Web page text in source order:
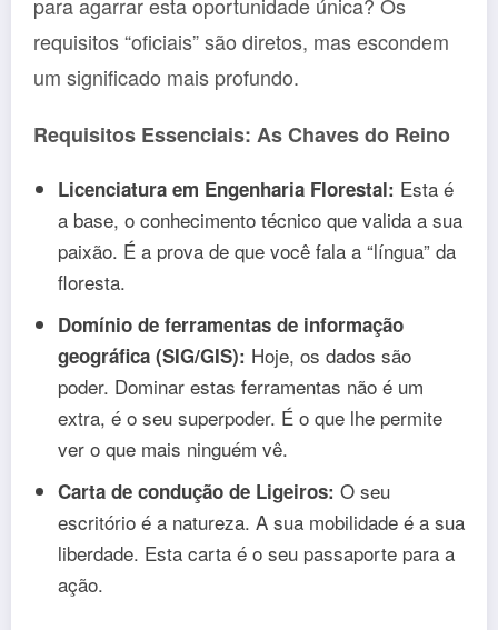
requisitos “oficiais” são diretos, mas escondem
um significado mais profundo.
Requisitos Essenciais: As Chaves do Reino
Licenciatura em Engenharia Florestal: Esta é
a base, o conhecimento técnico que valida a sua
paixão. É a prova de que você fala a “língua” da
floresta.
Domínio de ferramentas de informação
geográfica (SIG/GIS): Hoje, os dados são
poder. Dominar estas ferramentas não é um
extra, é o seu superpoder. É o que lhe permite
ver o que mais ninguém vê.
Carta de condução de Ligeiros: O seu
escritório é a natureza. A sua mobilidade é a sua
liberdade. Esta carta é o seu passaporte para a
ação.